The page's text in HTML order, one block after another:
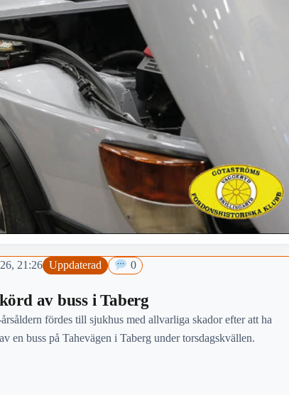
21:26 Uppdaterad 0
av buss i Taberg
fördes till sjukhus med allvarliga skador efter att ha
en buss på Tahevägen i Taberg under torsdagskvällen.